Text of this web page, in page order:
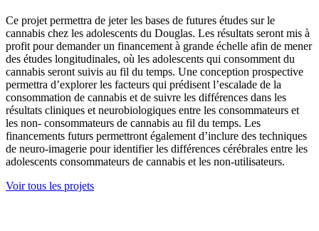
Ce projet permettra de jeter les bases de futures études sur le
cannabis chez les adolescents du Douglas. Les résultats seront mis à
profit pour demander un financement à grande échelle afin de mener
des études longitudinales, où les adolescents qui consomment du
cannabis seront suivis au fil du temps. Une conception prospective
permettra d’explorer les facteurs qui prédisent l’escalade de la
consommation de cannabis et de suivre les différences dans les
résultats cliniques et neurobiologiques entre les consommateurs et
les non- consommateurs de cannabis au fil du temps. Les
financements futurs permettront également d’inclure des techniques
de neuro-imagerie pour identifier les différences cérébrales entre les
adolescents consommateurs de cannabis et les non-utilisateurs.
Voir tous les projets